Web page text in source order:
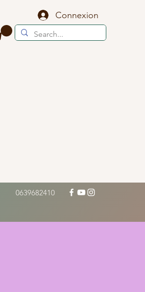
Connexion
0639682410